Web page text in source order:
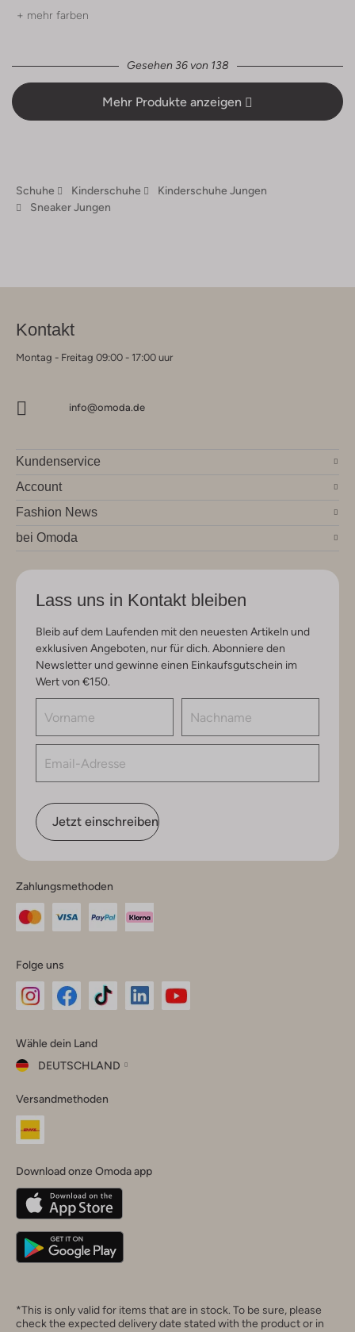
+ mehr farben
Gesehen 36 von 138
Mehr Produkte anzeigen
Schuhe Kinderschuhe
Kinderschuhe Jungen
Sneaker Jungen
Kontakt
Montag - Freitag 09:00 - 17:00 uur
info@omoda.de
Kundenservice
Account
Fashion News
bei Omoda
Lass uns in Kontakt bleiben
Bleib auf dem Laufenden mit den neuesten Artikeln und
exklusiven Angeboten, nur für dich. Abonniere den
Newsletter und gewinne einen Einkaufsgutschein im
Wert von €150.
Jetzt einschreiben
Zahlungsmethoden
Folge uns
Instagram
Facebook
TikTok
Wähle dein Land
DEUTSCHLAND
dein
Land
Belgique(Français)
Deutschland
Versandmethoden
Download onze Omoda app
*This is only valid for items that are in stock. To be sure, please
check the expected delivery date stated with the product or in